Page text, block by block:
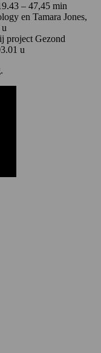
– 47,45 min
en Tamara Jones,
u
project Gezond
u